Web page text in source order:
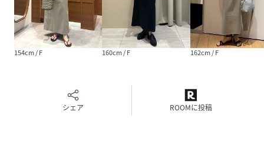
より、
実際の色味と異なって見える場合がございます。あらかじめ
ご了承ください。
※画像の商品はサンプルです。
※その他の予約商品、通常商品との同時決済はできません。
※入荷状況により、お届け予定が前後する場合があります。
※お客様への発送が店頭販売より遅れる場合もあります。
154cm / F 160cm / F 162cm / F
シェア ROOMに投稿